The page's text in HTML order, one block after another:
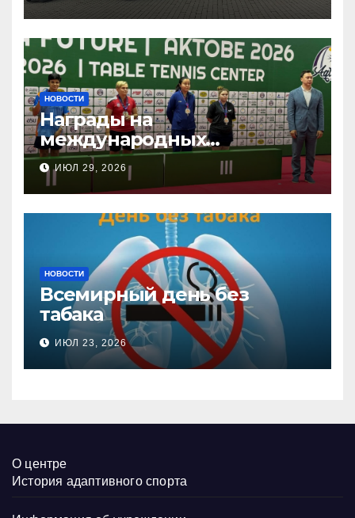
НОВОСТИ
Награды на
международных
соревнованиях
настольного тенниса ПОДА
ИЮЛ 29, 2026
НОВОСТИ
Всемирный день без
табака
ИЮЛ 23, 2026
О центре
История адаптивного спорта